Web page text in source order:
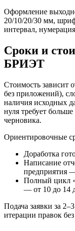
Оформление
20/10/20/30 мм,
интервал,
Сроки и
БРИЭТ
Стоимость зависит
без приложений),
наличия исходных
нуля требует
черновика.
Ориентировочные
Доработка
Написание
предприятия
Полный цикл
— от 10 до 14
Подача заявки за
итерации правок